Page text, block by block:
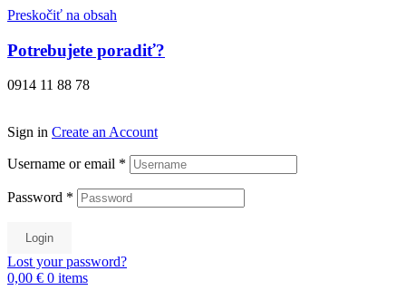
Preskočiť na obsah
Potrebujete poradiť?
0914 11 88 78
Sign in Create an Account
Username or email *
Password *
Login
Lost your password?
0,00 € 0 items